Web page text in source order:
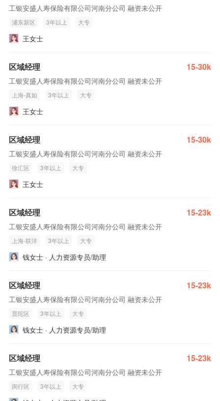
工银安盛人寿保险有限公司河南分公司 融资未公开
浦东新区 3年以上 大专
王女士
区域经理 15-30k
工银安盛人寿保险有限公司河南分公司 融资未公开
上海-真如 3年以上 大专
王女士
区域经理 15-30k
工银安盛人寿保险有限公司河南分公司 融资未公开
徐汇区 3年以上 大专
王女士
区域经理 15-23k
工银安盛人寿保险有限公司河南分公司 融资未公开
上海-联洋 3年以上 大专
钱女士 · 人力资源专员/助理
区域经理 15-23k
工银安盛人寿保险有限公司河南分公司 融资未公开
普陀区 3年以上 大专
钱女士 · 人力资源专员/助理
区域经理 15-23k
工银安盛人寿保险有限公司河南分公司 融资未公开
闵行区 3年以上 大专